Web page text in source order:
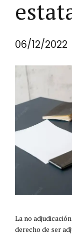
06/12/2022
La no
derecho de ser